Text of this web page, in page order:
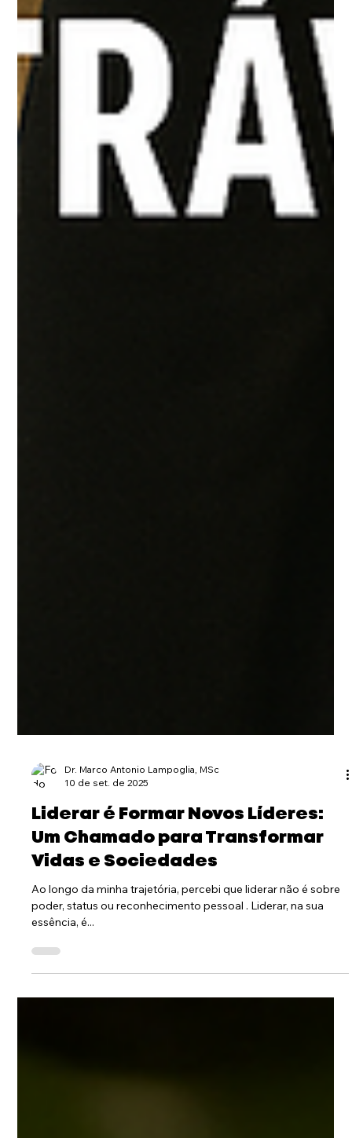
Dr. Marco Antonio Lampoglia, MSc
10 de set. de 2025
Liderar é Formar Novos Líderes:
Vidas e Sociedades
Ao longo da minha trajetória, percebi que liderar não é sobre
essência, é...